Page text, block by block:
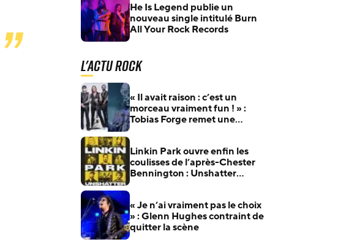
He Is Legend publie un
nouveau single intitulé Burn
All Your Rock Records
L'actu Rock
« Il avait raison : c’est un
morceau vraiment fun ! » :
Tobias Forge remet une
Linkin Park ouvre enfin les
coulisses de l’après-Chester
Bennington : Unshatter
« Je n’ai vraiment pas le choix
» : Glenn Hughes contraint de
quitter la scène